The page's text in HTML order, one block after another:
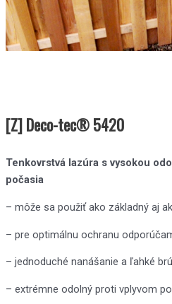
[Z] Deco-tec® 5420
Tenkovrstvá lazúra s vysokou
počasia
– môže sa použiť ako základný aj
– pre optimálnu ochranu
– jednoduché nanášanie a ľahké
– extrémne odolný proti vplyvom